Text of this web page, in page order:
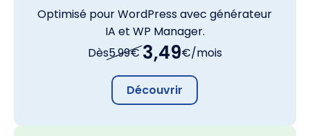
Optimisé pour WordPress avec générateur
IA et WP Manager.
Dès5.99€ 3,49€/mois
Découvrir